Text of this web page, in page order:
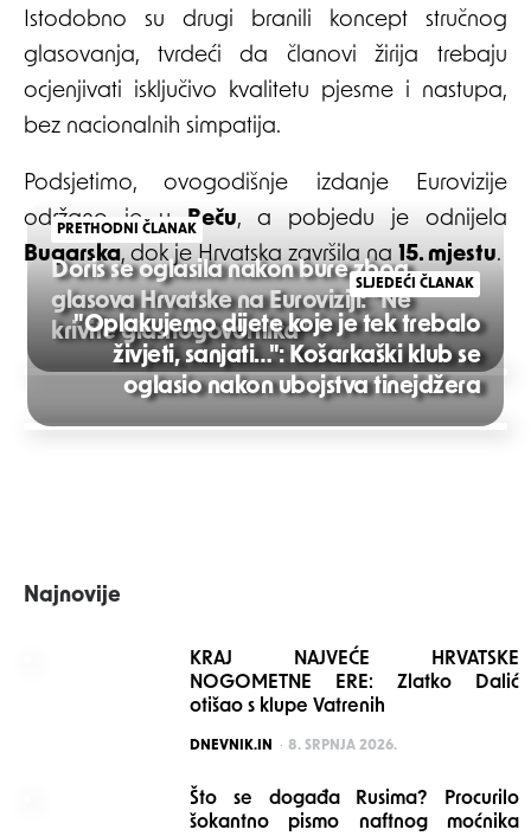
Istodobno su drugi branili koncept stručnog
glasovanja, tvrdeći da članovi žirija trebaju
ocjenjivati isključivo kvalitetu pjesme i nastupa,
bez nacionalnih simpatija.
Podsjetimo, ovogodišnje izdanje Eurovizije
održano je uBeču, a pobjedu je odnijela
Bugarska, dok je Hrvatska završila na 15. mjestu.
Post
navigation
PRETHODNI ČLANAK
Doris se oglasila nakon bure zbog
glasova Hrvatske na Euroviziji: "Ne
krivite glasnogovornika"
SLJEDEĆI ČLANAK
"Oplakujemo dijete koje je tek trebalo
živjeti, sanjati…": Košarkaški klub se
oglasio nakon ubojstva tinejdžera
Najnovije
KRAJ NAJVEĆE HRVATSKE
NOGOMETNE ERE: Zlatko Dalić
otišao s klupe Vatrenih
POSTED
DNEVNIK.IN 8. SRPNJA 2026.
Što se događa Rusima? Procurilo
šokantno pismo naftnog moćnika